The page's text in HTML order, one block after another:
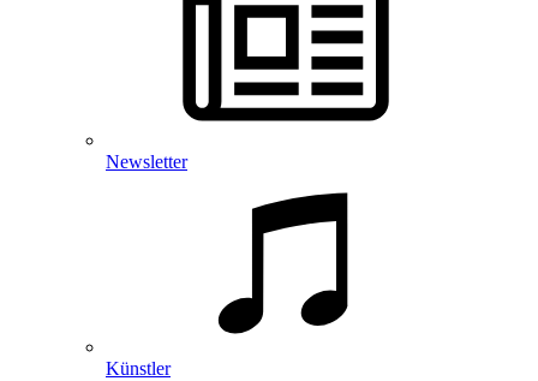
Newsletter
Künstler